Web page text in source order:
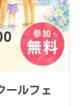
ールフェ